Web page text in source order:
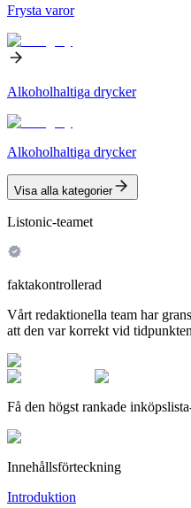
Frysta varor
Alkoholhaltiga drycker
Alkoholhaltiga drycker
Visa alla kategorier
Listonic-teamet
faktakontrollerad
Vårt redaktionella team har
att den var korrekt vid
Få den högst rankade
Innehållsförteckning
Introduktion